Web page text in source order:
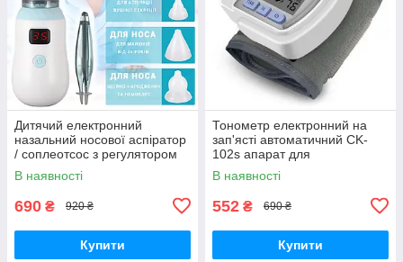
Дитячий електронний
назальний носової аспіратор
/ соплеотсос з регулятором
акумуляторний BABY
HEALER
В наявності
690 ₴ 920 ₴
Купити
Тонометр електронний на
зап'ясті автоматичний CK-
102s апарат для
вимірювання тиску і пульсу
В наявності
552 ₴ 690 ₴
Купити